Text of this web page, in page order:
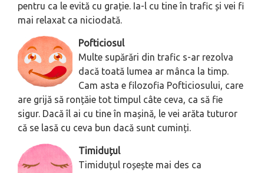
pentru ca le evită cu grație. Ia-l cu tine în trafic și vei fi
mai relaxat ca niciodată.
Pofticiosul
Multe supărări din trafic s-ar rezolva
dacă toată lumea ar mânca la timp.
Cam asta e filozofia Pofticiosului, care
are grijă să ronțăie tot timpul câte ceva, ca să fie
sigur. Dacă îl ai cu tine în mașină, le vei arăta tuturor
că se lasă cu ceva bun dacă sunt cuminți.
Timiduțul
Timiduțul roșește mai des ca